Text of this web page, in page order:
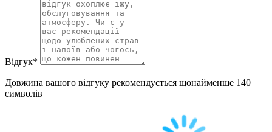
Відгук*
Довжина вашого відгуку рекомендується щонайменше 140
символів